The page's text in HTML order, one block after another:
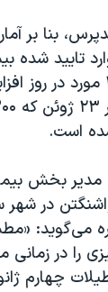
جایزه نوبل صلح
آمریکا «سی‌پک»
به چین
بنا بر
تایید شده
متوسط به ۲۳۶۰۰
است.
مدیر بخش
در
می‌گوید:
را در زمانی
چهارم